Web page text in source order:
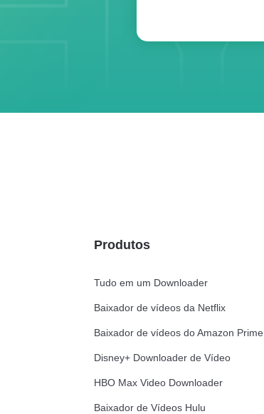
Produtos
Tudo em um Downloader
Baixador de vídeos da Netflix
Baixador de vídeos do Amazon Prime
Disney+ Downloader de Vídeo
HBO Max Video Downloader
Baixador de Vídeos Hulu